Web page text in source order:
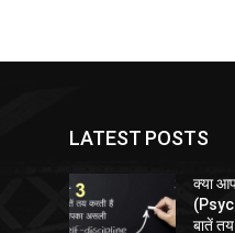
LATEST POSTS
क्या
बातें